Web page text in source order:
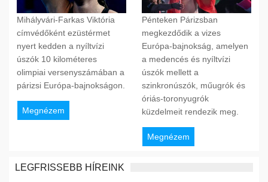
Mihályvári-Farkas Viktória
címvédőként ezüstérmet
nyert kedden a nyíltvízi
úszók 10 kilométeres
olimpiai versenyszámában a
párizsi Európa-bajnokságon.
Megnézem
Pénteken Párizsban
megkezdődik a vizes
Európa-bajnokság, amelyen
a medencés és nyíltvízi
úszók mellett a
szinkronúszók, műugrók és
óriás-toronyugrók
küzdelmeit rendezik meg.
Megnézem
LEGFRISSEBB HÍREINK